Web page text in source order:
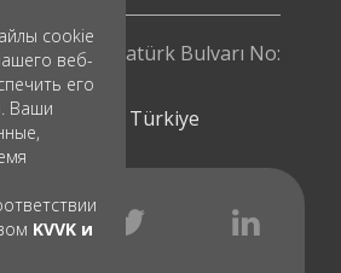
cookie
веб-
его
Ваши
KVVK и
10. Cad. Atatürk Bulvarı No:
112/4
- İstanbul | Türkiye